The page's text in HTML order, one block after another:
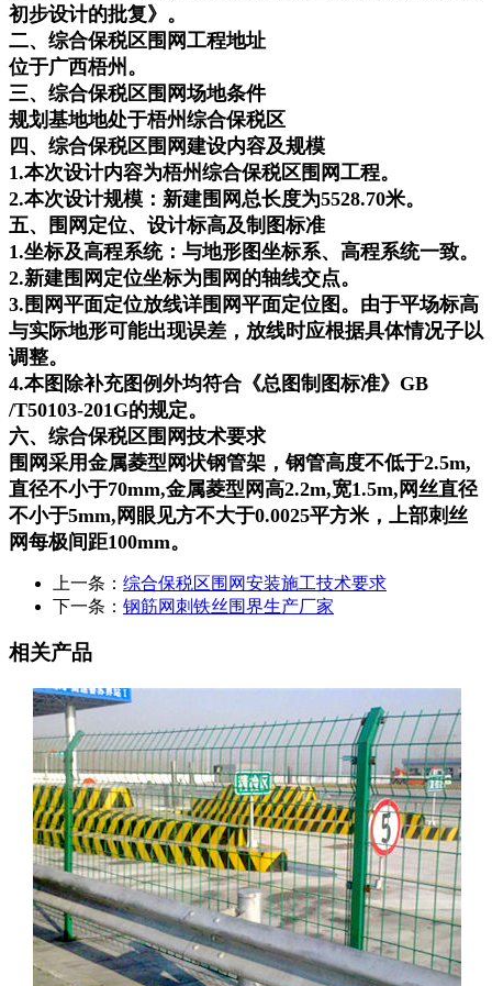
初步设计的批复》。
二、综合保税区围网工程地址
位于广西梧州。
三、综合保税区围网场地条件
规划基地地处于梧州综合保税区
四、综合保税区围网建设内容及规模
1.本次设计内容为梧州综合保税区围网工程。
2.本次设计规模：新建围网总长度为5528.70米。
五、围网定位、设计标高及制图标准
1.坐标及高程系统：与地形图坐标系、高程系统一致。
2.新建围网定位坐标为围网的轴线交点。
3.围网平面定位放线详围网平面定位图。由于平场标高
与实际地形可能出现误差，放线时应根据具体情况子以
调整。
4.本图除补充图例外均符合《总图制图标准》GB
/T50103-201G的规定。
六、综合保税区围网技术要求
围网采用金属菱型网状钢管架，钢管高度不低于2.5m,
直径不小于70mm,金属菱型网高2.2m,宽1.5m,网丝直径
不小于5mm,网眼见方不大于0.0025平方米，上部刺丝
网每极间距100mm。
上一条： 综合保税区围网安装施工技术要求
下一条： 钢筋网刺铁丝围界生产厂家
相关产品